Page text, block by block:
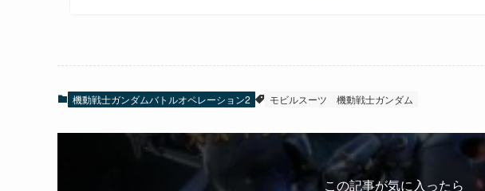
機動戦士ガンダムバトルオペレーション2 モビルスーツ 機動戦士ガンダム
この記事が気に入ったら